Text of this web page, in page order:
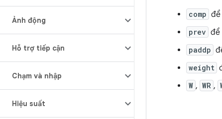
Ảnh động
Hỗ trợ tiếp cận
Chạm và nhập
Hiệu suất
comp để
prev để
paddp
weight
W , WR ,